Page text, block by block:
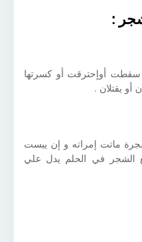
:
أوإحترقت أو كسرتها
أو يقتلان .
ماتت إمراته و إن يبست
في الحلم يدل علي